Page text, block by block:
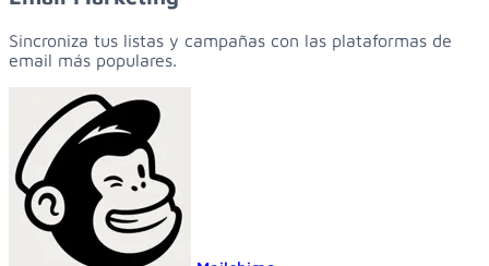
Sincroniza tus listas y campañas con las plataformas de
email más populares.